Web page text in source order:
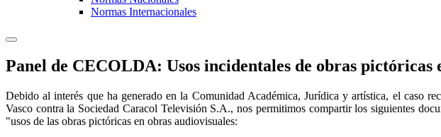
Normas Internacionales
Panel de CECOLDA: Usos incidentales de obras pictóricas
Debido al interés que ha generado en la Comunidad Académica, Jurídica y artística, el caso
Vasco contra la Sociedad Caracol Televisión S.A., nos permitimos compartir los siguientes
"usos de las obras pictóricas en obras audiovisuales: